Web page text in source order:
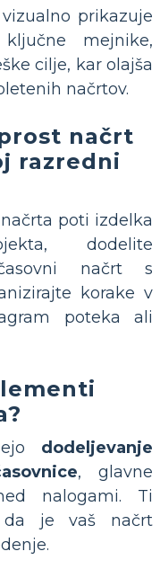
vizualno prikazuje
mejnike,
cilje, kar olajša
načrtov.
načrt
razredni
poti izdelka
dodelite
načrt s
korake v
poteka ali
dodeljevanje
, glavne
nalogami. Ti
da je vaš načrt